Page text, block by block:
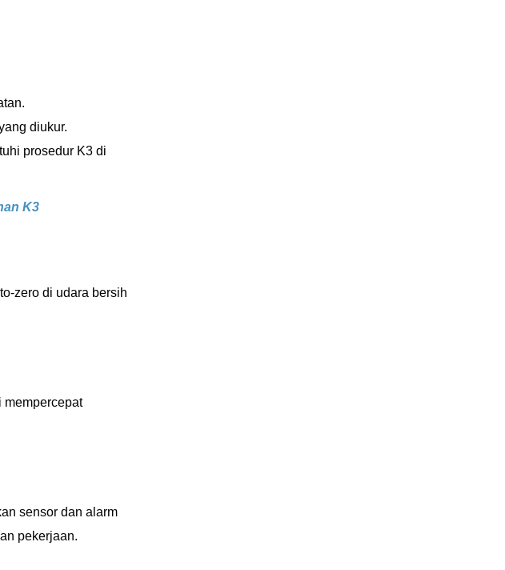
diukur.
prosedur K3 di
K3
zero di udara bersih
mempercepat
sensor dan alarm
pekerjaan.